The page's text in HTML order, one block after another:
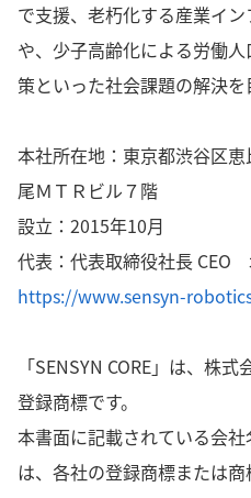
で支援、老朽化する産業イ
や、少子高齢化による労働
策といった社会課題の解決を
本社所在地：東京都渋谷区
尾ＭＴＲビル７階
設立：2015年10月
代表：代表取締役社長 CEO
https://www.sensyn-
「SENSYN CORE」は、株
登録商標です。
本書面に記載されている会
は、各社の登録商標または商